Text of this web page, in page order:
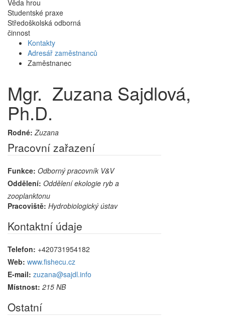
Věda hrou
Studentské praxe
Středoškolská odborná
činnost
Kontakty
Adresář zaměstnanců
Zaměstnanec
Mgr. Zuzana Sajdlová,
Ph.D.
Rodné: Zuzana
Pracovní zařazení
Funkce: Odborný pracovník V&V
Oddělení: Oddělení ekologie ryb a
zooplanktonu
Pracoviště: Hydrobiologický ústav
Kontaktní údaje
Telefon: +420731954182
Web: www.fishecu.cz
E-mail: zuzana@sajdl.info
Místnost: 215 NB
Ostatní